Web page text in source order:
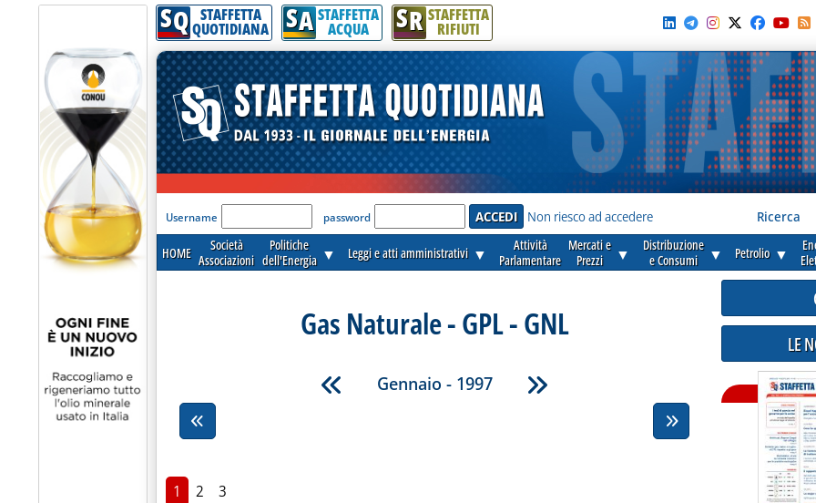
SQ STAFFETTA
QUOTIDIANA SA STAFFETTA
ACQUA SR STAFFETTA
RIFIUTI
'Modulo Login per accedere'
Username password Non riesco ad accedere Ricerca
HOME
Società
Associazioni
Politiche
dell'Energia ▼ Leggi e atti amministrativi ▼
Attività
Parlamentare
Mercati e
Prezzi
▼
Distribuzione
e Consumi
▼ Petrolio ▼
Gas Naturale - GPL - GNL
Gennaio - 1997
1 2 3
LE